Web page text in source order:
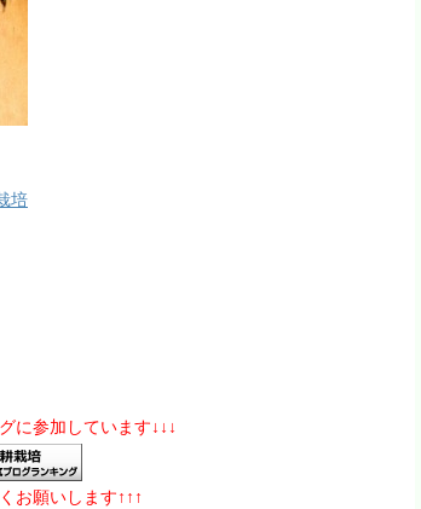
培
に参加しています↓↓↓
お願いします↑↑↑